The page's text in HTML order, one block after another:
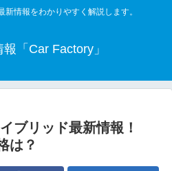
情報をわかりやすく解説します。
「Car Factory」
ブリッド最新情報！
は？